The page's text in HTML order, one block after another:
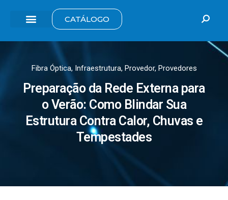
CATÁLOGO
Fibra Óptica, Infraestrutura, Provedor, Provedores
Preparação da Rede Externa para
o Verão: Como Blindar Sua
Estrutura Contra Calor, Chuvas e
Tempestades